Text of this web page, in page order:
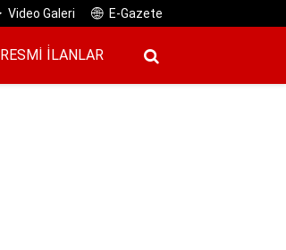
Video Galeri E-Gazete
RESMI İ̇LANLAR